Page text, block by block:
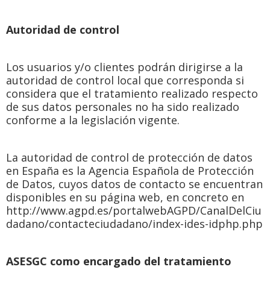
Autoridad de control
Los usuarios y/o clientes podrán dirigirse a la
autoridad de control local que corresponda si
considera que el tratamiento realizado respecto
de sus datos personales no ha sido realizado
conforme a la legislación vigente.
La autoridad de control de protección de datos
en España es la Agencia Española de Protección
de Datos, cuyos datos de contacto se encuentran
disponibles en su página web, en concreto en
http://www.agpd.es/portalwebAGPD/CanalDelCiu
dadano/contacteciudadano/index-ides-idphp.php
ASESGC como encargado del tratamiento